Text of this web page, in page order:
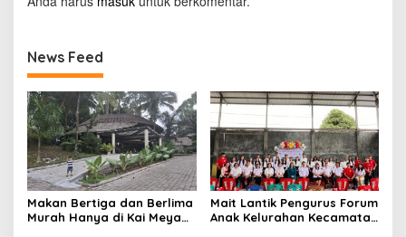
News Feed
Makan Bertiga dan Berlima
Murah Hanya di Kai Meya
Mait Lantik Pengurus Forum
Anak Kelurahan Kecamatan